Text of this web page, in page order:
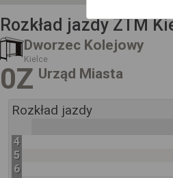
Rozkład jazdy ZTM
Dworzec Kolejowy
Kielce
0Z Urząd Miasta
Rozkład jazdy
4
5
6